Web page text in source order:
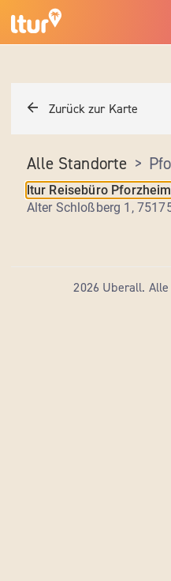
Zurück zur Karte
Alle Standorte >
ltur Reisebüro Pforzheim
Alter Schloßberg 1,
2026 Uberall.